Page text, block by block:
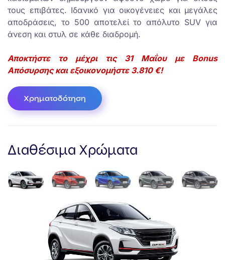
τους επιβάτες. Ιδανικό για οικογένειες και μεγάλες
αποδράσεις, το 500 αποτελεί το απόλυτο SUV για
άνεση και στυλ σε κάθε διαδρομή.
Αποκτήστε το μέχρι τις 31 Μαΐου με Bonus
Aπόσυρσης και εξοικονομήστε 3.810 €!
Χρηματοδότηση
Διαθέσιμα Χρώματα